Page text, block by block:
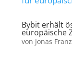
Bybit erhält
europäische
von Jonas Franz